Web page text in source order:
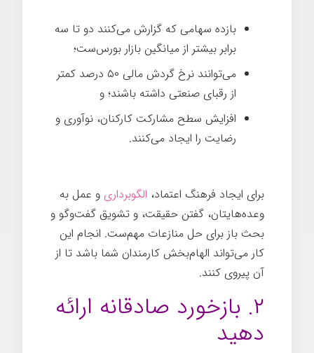
بازده سهامی که گزارش می‌کنند دو تا سه
برابر بیشتر از میانگین بازار بورس‌ست؛
می‌توانند نرخ گردش مالی ۵۰ درصد کمتر
از رقبای صنعتی داشته باشند؛ و
افزایش سطح مشارکت کارکنان، نوآوری و
رضایت را ایجاد می‌کنند.
برای ایجاد فرهنگ اعتماد، الگوبرداری و عمل به
وعده‌هایتان، گفتن حقیقت، و تشویق گفت‌وگو و
بحث باز برای حل منازعات مهم‌ست. انجام این
کار می‌تواند الهام‌بخش کارمندان شما باشد تا از
آن پیروی کنند.
۲. بازخورد صادقانه ارائه
دهید